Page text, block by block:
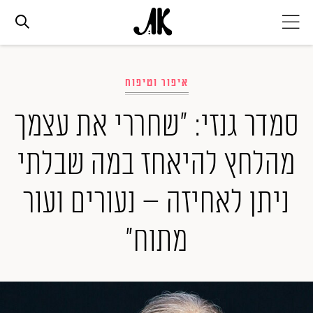
אופנה
ביוטי
סלבס
המגזין
איפור וטיפוח
סמדר גנזי: "שחררי את עצמך
מהלחץ להיאחז במה שבלתי
ניתן לאחיזה – נעורים ועור
מתוח"